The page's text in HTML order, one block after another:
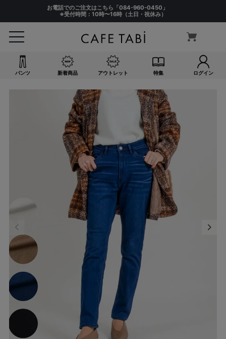
お電話でのご注文はこちら「084-960-0450 」
※受付時間：10時〜16時（土日・祝休み）
パンツ 新着商品 アウトレット 特集 ログイン